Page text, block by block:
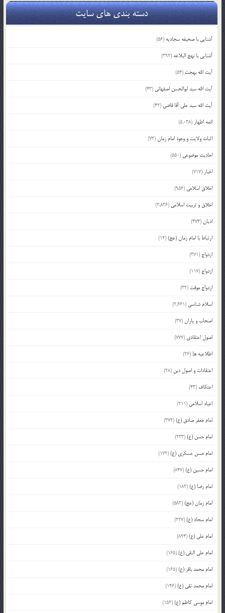
دسته بندی های سایت
آشنایی با صحیفه سجادیه (56)
آشنایی با نهج البلاغه (392)
آیت الله بهجت (54)
آیت الله سید ابوالحسن اصفهانی (43)
آیت الله سید علی آقا قاضی (42)
ائمه اطهار (5,038)
اثبات ولایت و وجود امام زمان(73)
احادیث موضوعی (550)
اخبار (717)
اخلاق اسلامی (956)
اخلاق و تربیت اسلامی (2,836)
ادیان(474)
ارتباط با امام زمان (عج)(14)
ازدواج (371)
ازدواج (117)
ازدواج موقت (32)
اسلام شناسی (2,661)
اصحاب و یاران(37)
اصول اعتقادی (777)
اطلاعیه ها (26)
اعتقادات و اصول دین (28)
اعتکاف (43)
اعیاد اسلامی (211)
امام جعفر صادق (ع)(372)
امام حسن (ع)(233)
امام حسن عسکری (ع)(172)
امام حسین (ع)(847)
امام رضا (ع)(182)
امام زمان (عج)(583)
امام سجاد (ع)(227)
امام علی (ع)(894)
امام علی النقی (ع)(165)
امام محمد باقر (ع)(165)
امام محمد تقی (ع)(146)
امام موسی کاظم (ع)(152)